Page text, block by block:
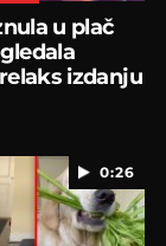
u plač
izdanju
0:26